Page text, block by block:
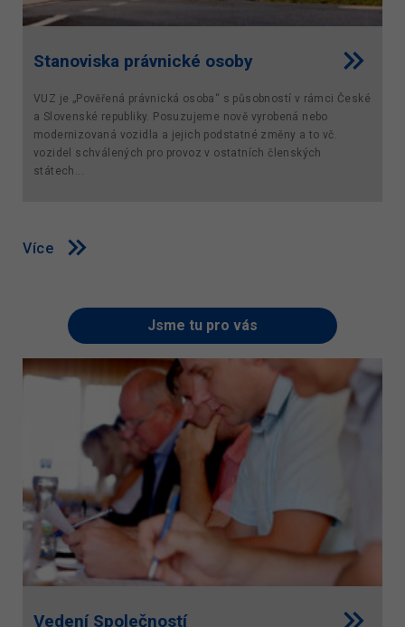
Stanoviska právnické osoby
VUZ je „Pověřená právnická osoba“ s působností v rámci České
a Slovenské republiky. Posuzujeme nově vyrobená nebo
modernizovaná vozidla a jejich podstatné změny a to vč.
vozidel schválených pro provoz v ostatních členských
státech...
Více
Jsme tu pro vás
Vedení Společností